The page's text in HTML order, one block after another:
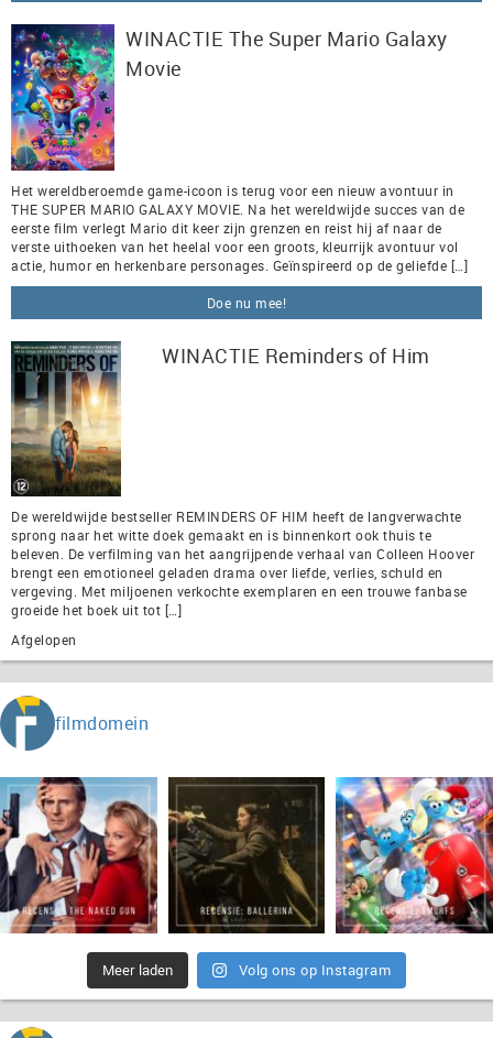
WINACTIE The Super Mario Galaxy
Movie
Het wereldberoemde game-icoon is terug voor een nieuw avontuur in
THE SUPER MARIO GALAXY MOVIE. Na het wereldwijde succes van de
eerste film verlegt Mario dit keer zijn grenzen en reist hij af naar de
verste uithoeken van het heelal voor een groots, kleurrijk avontuur vol
actie, humor en herkenbare personages. Geïnspireerd op de geliefde […]
Doe nu mee!
WINACTIE Reminders of Him
De wereldwijde bestseller REMINDERS OF HIM heeft de langverwachte
sprong naar het witte doek gemaakt en is binnenkort ook thuis te
beleven. De verfilming van het aangrijpende verhaal van Colleen Hoover
brengt een emotioneel geladen drama over liefde, verlies, schuld en
vergeving. Met miljoenen verkochte exemplaren en een trouwe fanbase
groeide het boek uit tot […]
Afgelopen
filmdomein
Meer laden Volg ons op Instagram